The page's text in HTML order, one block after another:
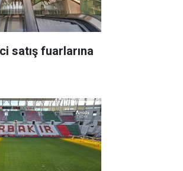
satış fuarlarına